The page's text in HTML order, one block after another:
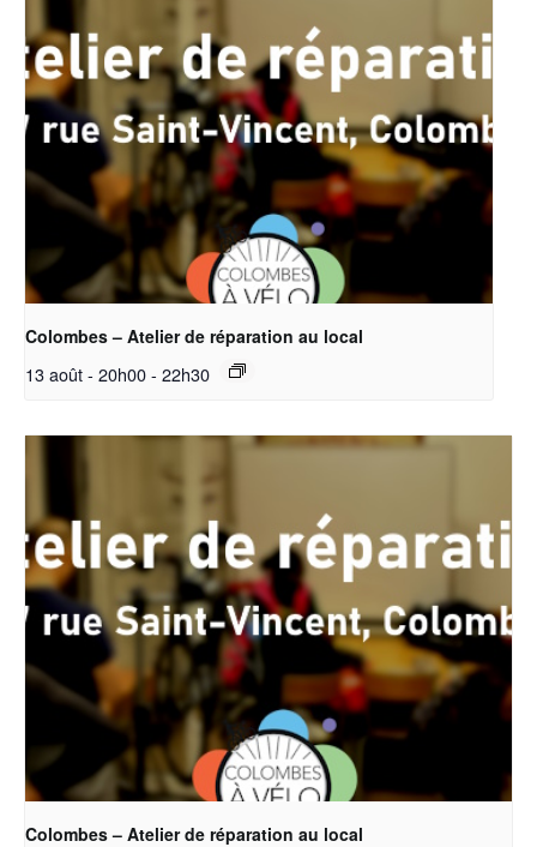
Colombes – Atelier de réparation au local
13 août - 20h00- 22h30
Colombes – Atelier de réparation au local